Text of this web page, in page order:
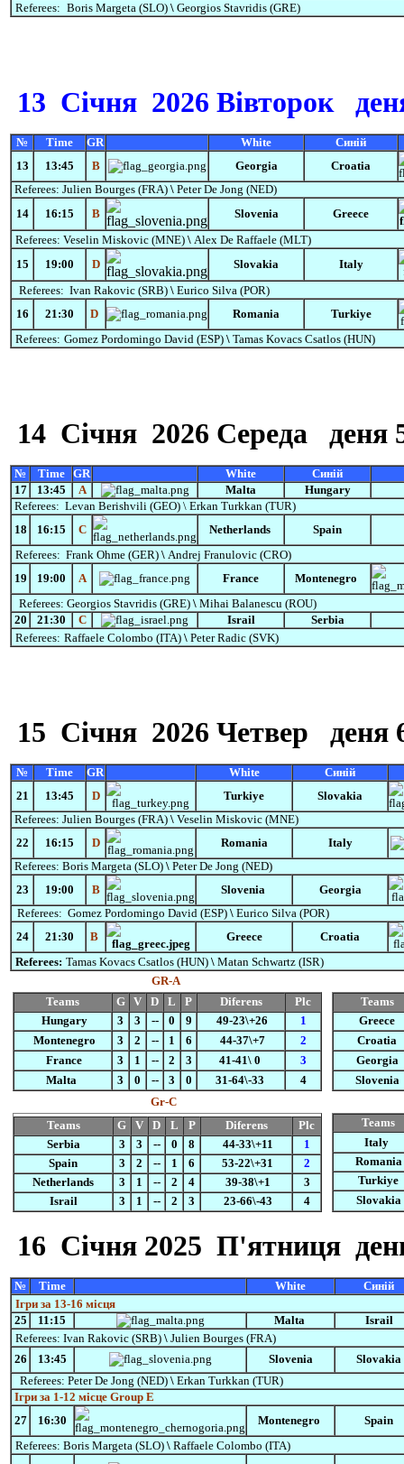
Referees: Boris Margeta (SLO) \ Georgios Stavridis (GRE)
13 Січня 2026 Вівторок
№ Time GR White
Синій
13
13:45 B Georgia
Croatia
Referees: Julien Bourges (FRA) \ Peter De Jong (NED)
14
16:15 B Slovenia
Greece
Referees: Veselin Miskovic (MNE) \ Alex De Raffaele (MLT)
15
19:00 D Slovakia
Italy
Referees: Ivan Rakovic (SRB) \ Eurico Silva (POR)
16
21:30 D Romania
Turkiye
Referees: Gomez Pordomingo David (ESP) \ Tamas Kovacs Csatlos (HUN)
14 Січня 2026 Середа деня
№ Time GR White
Синій
17
13:45 А Malta
Hungary
Referees: Levan Berishvili (GEO) \ Erkan Turkkan (TUR)
18
16:15 C Netherlands
Spain
Referees: Frank Ohme (GER) \ Andrej Franulovic (CRO)
19
19:00 A France
Montenegro
Referees: Georgios Stavridis (GRE) \ Mihai Balanescu (ROU)
20
21:30 С Israil
Serbia
Referees: Raffaele Colombo (ITA) \ Peter Radic (SVK)
15 Січня 2026 Четвер деня
№ Time GR White
Синій
21
13:45 D Turkiye
Slovakia
Referees: Julien Bourges (FRA) \ Veselin Miskovic (MNE)
22
16:15 D Romania
Italy
Referees: Boris Margeta (SLO) \ Peter De Jong (NED)
23
19:00 B Slovenia
Georgia
Referees: Gomez Pordomingo David (ESP) \ Eurico Silva (POR)
24
21:30 B Greece
Croatia
Referees: Tamas Kovacs Csatlos (HUN) \ Matan Schwartz (ISR)
GR-А
Teams
G V D L P Diferens
Plc
Hungary
3 3 -- 0 9 49-23\+26
1
Montenegro
3 2 -- 1 6 44-37\+7
2
France
3 1 -- 2 3 41-41\ 0
3
Malta
3 0 -- 3 0 31-64\-33 4
Teams
Greece
Croatia
Georgia
Slovenia
Gr-C
Teams
G V D L P Diferens
Plc
Serbia
3 3 -- 0 8 44-33\+11
1
Spain
3 2 -- 1 6 53-22\+31
2
Netherlands
3 1 -- 2 4 39-38\+1
3
Israil
3 1 -- 2 3 23-66\-43 4
Teams
Italy
Romania
Turkiye
Slovakia
16 Cічня 2025 П'ятниця
№ Time White
Синій
Ігри за 13-16 місця
25
11:15 Malta
Israil
Referees: Ivan Rakovic (SRB) \ Julien Bourges (FRA)
26
13:45 Slovenia
Slovakia
Referees: Peter De Jong (NED) \ Erkan Turkkan (TUR)
Ігри за 1-12 місце Group E
27
16:30 Montenegro
Spain
Referees: Boris Margeta (SLO) \ Raffaele Colombo (ITA)